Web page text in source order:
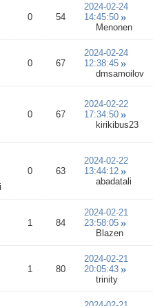
0 54
2024-02-24
14:45:50
Menonen
0 67
2024-02-24
12:38:45
dmsamoilov
0 67
2024-02-22
17:34:50
kirikibus23
0 63
2024-02-22
13:44:12
abadatali
1 84
2024-02-21
23:58:05
Blazen
1 80
2024-02-21
20:05:43
trinity